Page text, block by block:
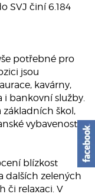
SVJ činí 6.184
potřebné pro
jsou
kavárny,
i bankovní služby.
škol,
vybavenosti.
blízkost
dalších zelených
či relaxaci. V